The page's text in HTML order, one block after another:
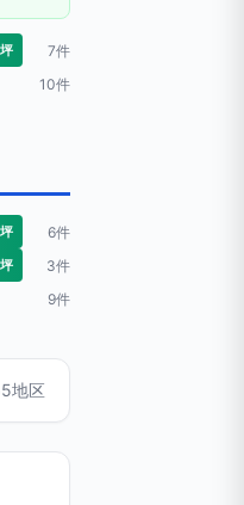
7件
10件
6件
3件
9件
地区